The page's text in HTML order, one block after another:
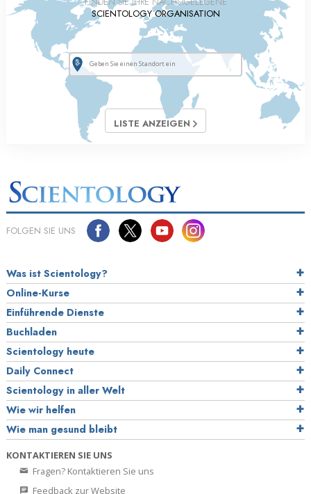
SCIENTOLOGY ORGANISATION
LISTE ANZEIGEN
FOLGEN SIE UNS
Was ist Scientology?
Online-Kurse
Einführende Dienste
Buchladen
Scientology heute
Daily Connect
Scientology in aller Welt
Wie wir helfen
Wie man gesund bleibt
KONTAKTIEREN SIE UNS
Fragen? Kontaktieren Sie uns
Feedback zur Website